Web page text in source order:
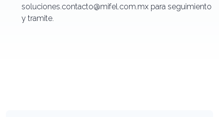
soluciones.contacto@mifel.com.mx para seguimiento
y tramite.